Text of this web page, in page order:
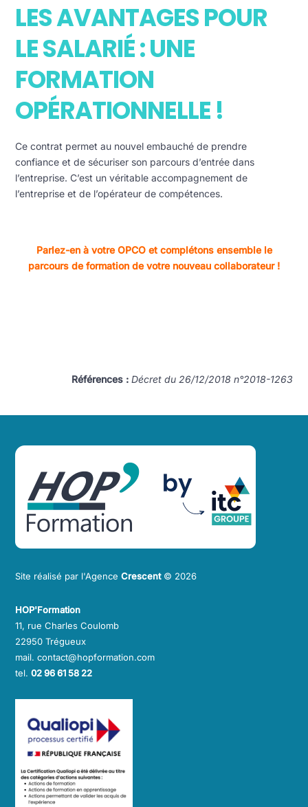
LES AVANTAGES POUR
LE SALARIÉ : UNE
FORMATION
OPÉRATIONNELLE !
Ce contrat permet au nouvel embauché de prendre
confiance et de sécuriser son parcours d’entrée dans
l’entreprise. C’est un véritable accompagnement de
l’entreprise et de l’opérateur de compétences.
Parlez-en à votre OPCO et complétons ensemble le
parcours de formation de votre nouveau collaborateur !
Références : Décret du 26/12/2018 n°2018-1263
Top
Site réalisé par l'AgenceCrescent© 2026
HOP'Formation
11, rue Charles Coulomb
22950 Trégueux
mail. contact@hopformation.com
tel.02 96 61 58 22